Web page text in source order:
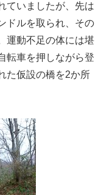
ていましたが、先は
ドルを取られ、その
運動不足の体には堪
転車を押しながら登
た仮設の橋を2か所